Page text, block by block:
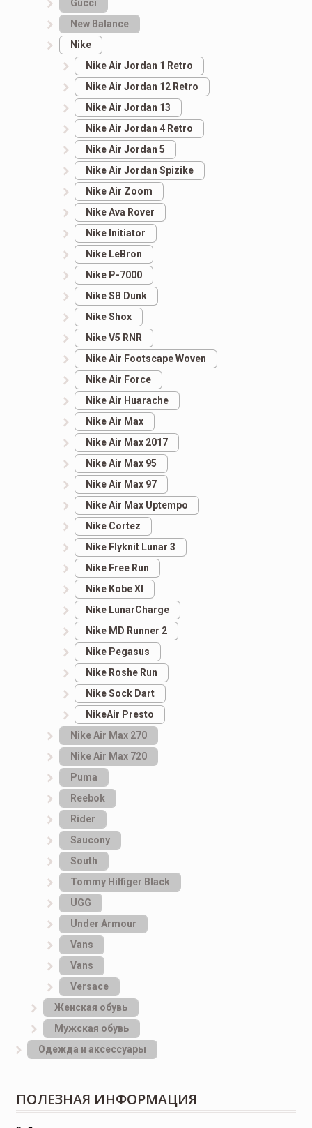
Gucci
New Balance
Nike
Nike Air Jordan 1 Retro
Nike Air Jordan 12 Retro
Nike Air Jordan 13
Nike Air Jordan 4 Retro
Nike Air Jordan 5
Nike Air Jordan Spizike
Nike Air Zoom
Nike Ava Rover
Nike Initiator
Nike LeBron
Nike P-7000
Nike SB Dunk
Nike Shox
Nike V5 RNR
Nike Air Footscape Woven
Nike Air Force
Nike Air Huarache
Nike Air Max
Nike Air Max 2017
Nike Air Max 95
Nike Air Max 97
Nike Air Max Uptempo
Nike Cortez
Nike Flyknit Lunar 3
Nike Free Run
Nike Kobe XI
Nike LunarCharge
Nike MD Runner 2
Nike Pegasus
Nike Roshe Run
Nike Sock Dart
NikeAir Presto
Nike Air Max 270
Nike Air Max 720
Puma
Reebok
Rider
Saucony
South
Tommy Hilfiger Black
UGG
Under Armour
Vans
Vans
Versace
Женская обувь
Мужская обувь
Одежда и аксессуары
ПОЛЕЗНАЯ ИНФОРМАЦИЯ